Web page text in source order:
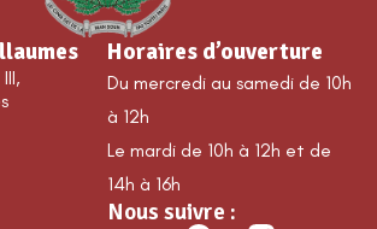
Horaires d’ouverture
Du mercredi au samedi de 10h
à 12h
Le mardi de 10h à 12h et de
14h à 16h
Nous suivre :